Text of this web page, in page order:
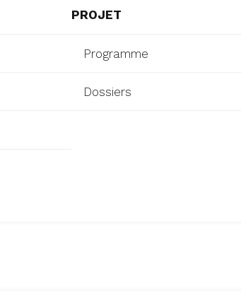
PROJET
Programme
Dossiers